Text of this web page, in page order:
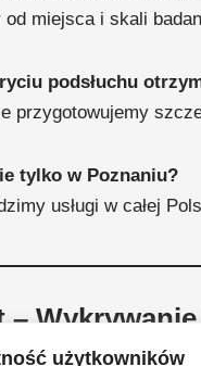
użytkowników
od miejsca i skali
podsłuchu
przygotowujemy
tylko w Poznaniu?
usługi w całej
–